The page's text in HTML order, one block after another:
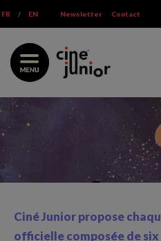
to
content
FR / EN Newsletter Contact
Ciné Junior propose
officielle composée de